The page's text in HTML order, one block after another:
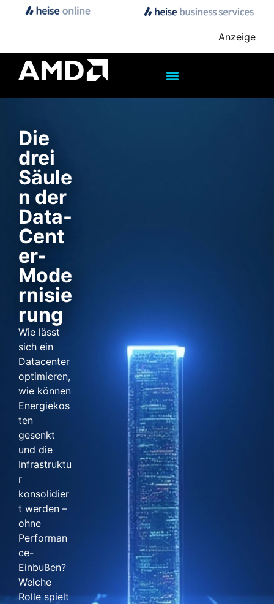
Anzeige
Die
drei
Säule
n der
Data-
Cent
er-
Mode
rnisie
rung
Wie lässt
sich ein
Datacenter
optimieren,
wie können
Energiekos
ten
gesenkt
und die
Infrastruktu
r
konsolidier
t werden –
ohne
Performan
ce-
Einbußen?
Welche
Rolle spielt